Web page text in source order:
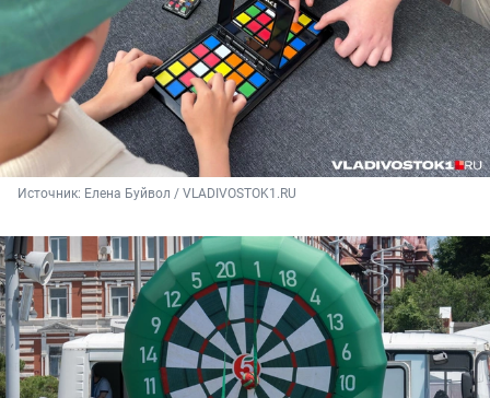
Источник: Елена Буйвол / VLADIVOSTOK1.RU